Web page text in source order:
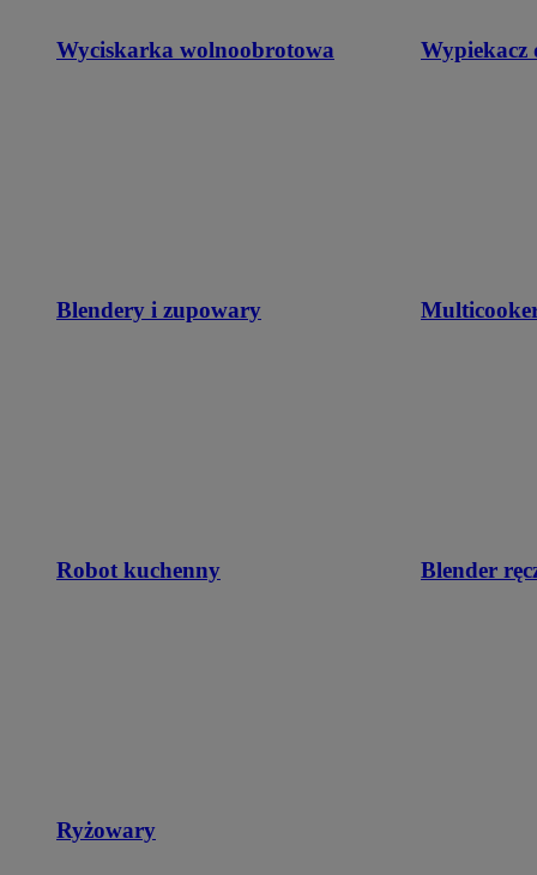
Wyciskarka wolnoobrotowa Wypiekacz
Blendery i zupowary
Robot kuchenny Blender
Ryżowary